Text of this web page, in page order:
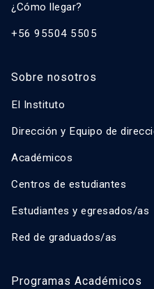
¿Cómo llegar?
+56 95504 5505
Sobre nosotros
El Instituto
Dirección y Equipo de
Académicos
Centros de estudiantes
Estudiantes y egresados/as
Red de graduados/as
Programas Académicos